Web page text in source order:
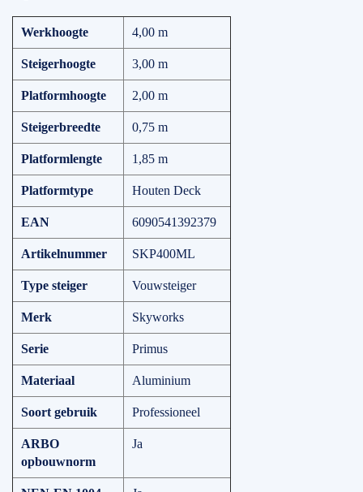
Werkhoogte 4,00 m
Steigerhoogte 3,00 m
Platformhoogte 2,00 m
Steigerbreedte 0,75 m
Platformlengte 1,85 m
Platformtype Houten Deck
EAN 6090541392379
Artikelnummer SKP400ML
Type steiger Vouwsteiger
Merk Skyworks
Serie Primus
Materiaal Aluminium
Soort gebruik Professioneel
ARBO
opbouwnorm
Ja